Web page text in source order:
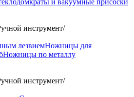
и вакуумные присоски
инструмент/
лезвиемНожницы для
Ножницы по металлу
инструмент/